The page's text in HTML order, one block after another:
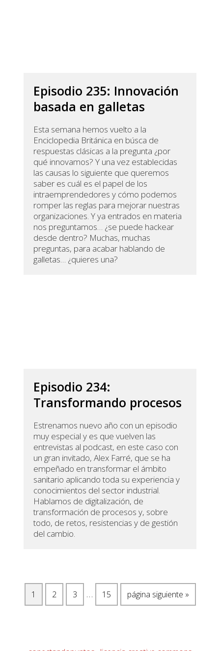
Episodio 235: Innovación
basada en galletas
Esta semana hemos vuelto a la
Enciclopedia Británica en búsca de
respuestas clásicas a la pregunta ¿por
qué innovamos? Y una vez establecidas
las causas lo siguiente que queremos
saber es cuál es el papel de los
intraemprendedores y cómo podemos
romper las reglas para mejorar nuestras
organizaciones. Y ya entrados en materia
nos preguntamos… ¿se puede hackear
desde dentro? Muchas, muchas
preguntas, para acabar hablando de
galletas… ¿quieres una?
Episodio 234:
Transformando procesos
Estrenamos nuevo año con un episodio
muy especial y es que vuelven las
entrevistas al podcast, en este caso con
un gran invitado, Alex Farré, que se ha
empeñado en transformar el ámbito
sanitario aplicando toda su experiencia y
conocimientos del sector industrial.
Hablamos de digitalización, de
transformación de procesos y, sobre
todo, de retos, resistencias y de gestión
del cambio.
Página
1 Página
2 Página
3
Páginas
intermedias
… Página
15
Ir
a
página siguiente »